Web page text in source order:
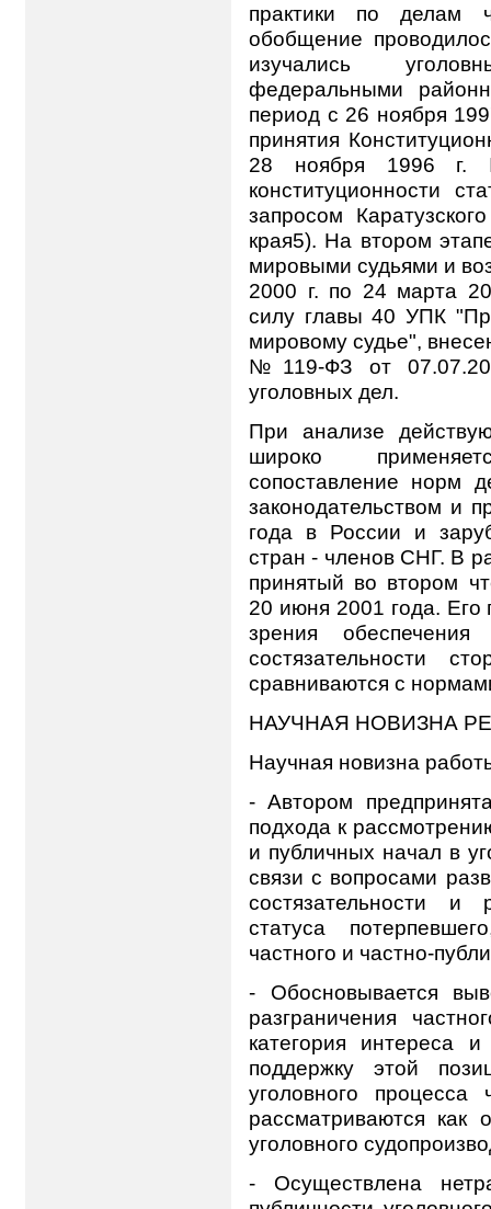
практики по делам
обобщение
изучались
федеральными
период с 26 ноября
принятия
28 ноября 1996
конституционности
запросом
края5). На втором
мировыми судьями и
2000 г. по 24 марта
силу главы 40 УПК
мировому судье",
№119-ФЗ от
уголовных дел.
При анализе
широко
сопоставление норм
законодательством и
года в России и
стран - членов СНГ. В
принятый во втором
20 июня 2001 года. Его
зрения обеспечения
состязательности
сравниваются с
НАУЧНАЯ НОВИЗНА
Научная новизна
- Автором
подхода к
и публичных начал в
связи с вопросами
состязательности и
статуса
частного и частно-
- Обосновывается
разграничения
категория интереса
поддержку этой
уголовного
рассматриваются как
уголовного
- Осуществлена